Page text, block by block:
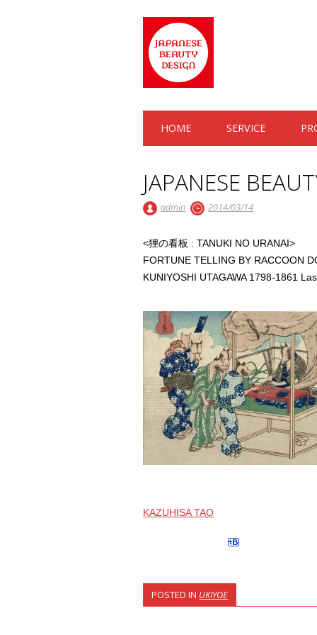
Main menu
HOME SERVICE
JAPANESE
admin 2014/03/14
<狸の看板 : TANUKI NO URANAI>
FORTUNE TELLING BY RACCOON
KUNIYOSHI UTAGAWA 1798-1861
KAZUHISA TAO
POSTED IN UKIYOE